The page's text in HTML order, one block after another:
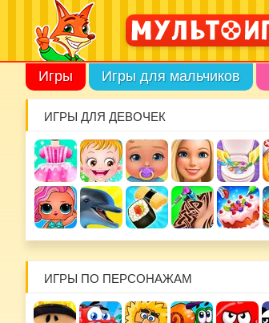
Игры Игры для мальчиков
ИГРЫ ДЛЯ ДЕВОЧЕК
ИГРЫ ПО ПЕРСОНАЖАМ